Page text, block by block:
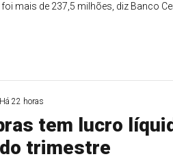
mais de 237,5 milhões, diz Banco
Há 22 horas
tem lucro
trimestre